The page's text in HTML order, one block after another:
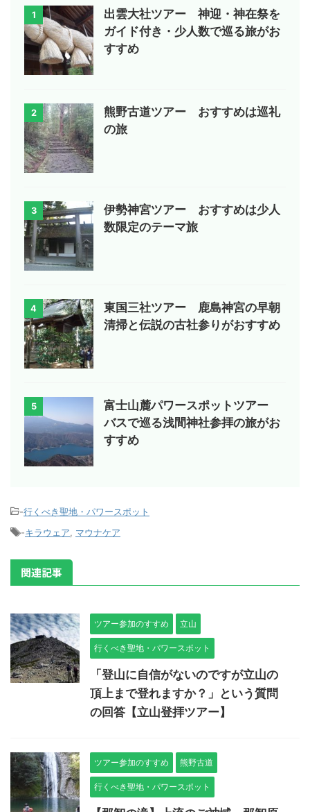
1
出雲大社ツアー 神迎・神在祭を
ガイド付き・少人数で巡る旅がお
すすめ
2
熊野古道ツアー おすすめは巡礼
の旅
3
伊勢神宮ツアー おすすめは少人
数限定のテーマ旅
4
東国三社ツアー 鹿島神宮の早朝
清掃と伝説の古社参りがおすすめ
5
富士山麓パワースポットツアー
バスで巡る浅間神社参拝の旅がお
すすめ
-行くべき聖地・パワースポット
-キラウェア マウナケア
関連記事
ツアー参加のすすめ 立山
行くべき聖地・パワースポット
「登山に自信がないのですが立山の
頂上まで登れますか？」という質問
の回答【立山登拝ツアー】
ツアー参加のすすめ 熊野古道
行くべき聖地・パワースポット